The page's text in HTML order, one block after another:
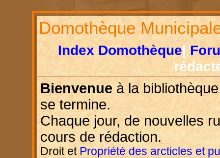
Domothèque
Index Domothèque|
Bienvenue à la
se termine.
Chaque jour, de nouvelles
cours de rédaction.
Droit et Propriété des arcticles et